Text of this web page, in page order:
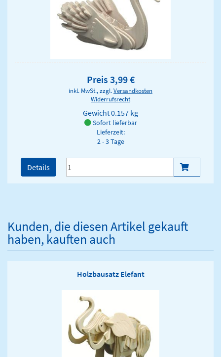
Preis 3,99 €
inkl. MwSt., zzgl.Versandkosten
Widerrufsrecht
Gewicht0.157 kg
Sofort lieferbar
Lieferzeit:
2 - 3 Tage
Details
Kunden, die diesen Artikel gekauft
haben, kauften auch
Holzbausatz Elefant